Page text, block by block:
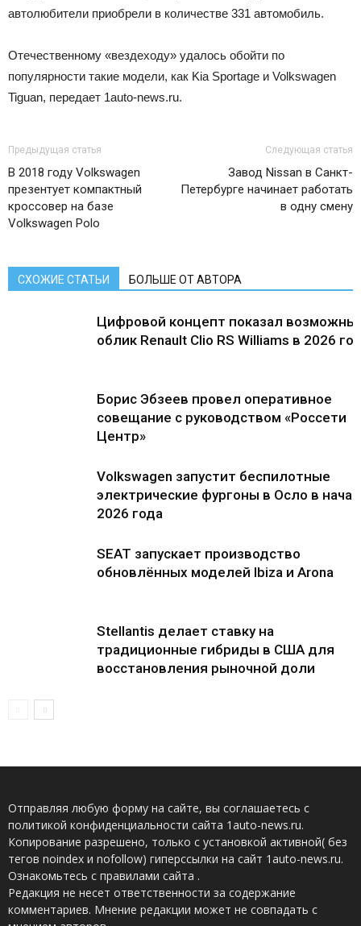
автолюбители приобрели в количестве 331 автомобиль.
Отечественному «вездеходу» удалось обойти по
популярности такие модели, как Kia Sportage и Volkswagen
Tiguan, передает 1auto-news.ru.
Предыдущая статья
В 2018 году Volkswagen
презентует компактный
кроссовер на базе
Volkswagen Polo
Следующая статья
Завод Nissan в Санкт-
Петербурге начинает работать
в одну смену
СХОЖИЕ СТАТЬИ БОЛЬШЕ ОТ АВТОРА
Цифровой концепт показал
облик Renault Clio RS Williams в 2026
Борис Эбзеев провел оперативное
совещание с руководством «Россети
Центр»
Volkswagen запустит беспилотные
электрические фургоны в Осло в
2026 года
SEAT запускает производство
обновлённых моделей Ibiza и Arona
Stellantis делает ставку на
традиционные гибриды в США для
восстановления рыночной доли
Отправляя любую форму на сайте, вы соглашаетесь с
политикой конфиденциальности сайта 1auto-news.ru.
Копирование разрешено, только с установкой активной( без
тегов noindex и nofollow) гиперссылки на сайт 1auto-news.ru.
Ознакомьтесь с правилами сайта .
Редакция не несет ответственности за содержание
комментариев. Мнение редакции может не совпадать с